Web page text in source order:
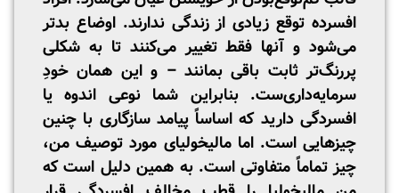
افسرده توقع زیادی از زندگی ندارند. اوضاع بدتر
می‌شود و آنها فقط تغییر می‌کنند تا به شکلی
پررنگ‌تر ثابت باقی بمانند – و این همان خودِ
سرمایه‌داری‌ست. بنابراین شما نوعی اندوه یا
افسردگی دارید که اساساً پیامد سازگاری با چنین
چیزهایی است. اما مالیخولیای مورد توصیف من،
چیز تماماً متفاوتی است. به همین دلیل است که